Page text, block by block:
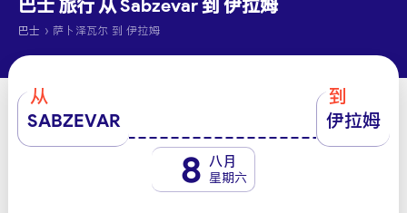
巴士 旅行 从 Sabzevar 到 伊拉姆
巴士 › 萨卜泽瓦尔 到 伊拉姆
从
SABZEVAR
到
伊拉姆
8 八月
星期六